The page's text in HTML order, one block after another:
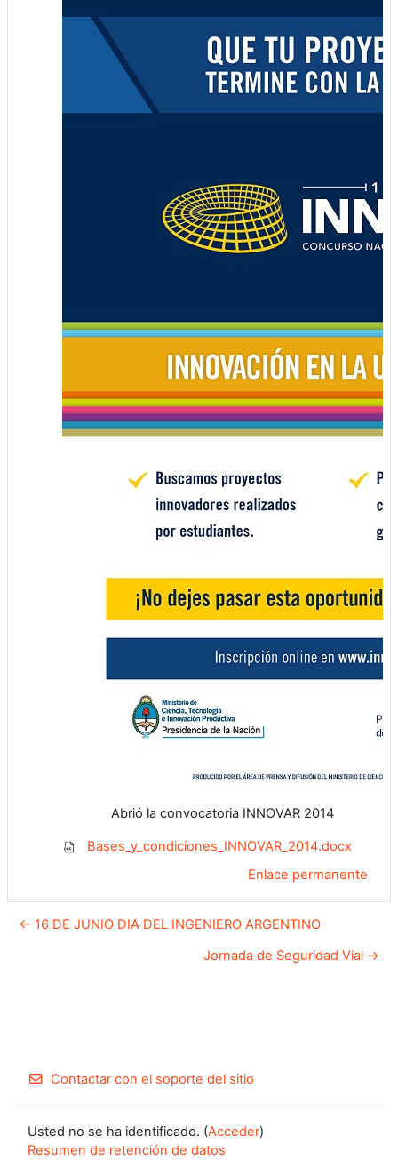
Abrió la convocatoria INNOVAR 2014
Bases_y_condiciones_INNOVAR_2014.docx
Enlace permanente
← 16 DE JUNIO DIA DEL INGENIERO ARGENTINO
Jornada de Seguridad Vial →
Contactar con el soporte del sitio
Usted no se ha identificado. (Acceder)
Resumen de retención de datos